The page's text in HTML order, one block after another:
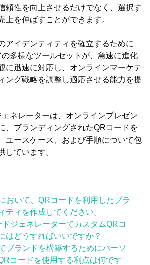
頼性を向上させるだけでなく、選択す
上を伸ばすことができます。
アイデンティティを確立するために
多様なツールセットが、急速に進化
に迅速に対応し、オンラインマーケテ
ング戦略を調整し適応させる能力を提
ネレーターは、オンラインプレゼン
、ブランディングされたQRコードを
ユースケース、および手順について包
しています。
おいて、QRコードを利用したブラ
ティを作成してください。
ジェネレーターでカスタムQRコ
はどうすればいいですか？
ブランドを構築するためにパーソ
コードを使用する利点は何です